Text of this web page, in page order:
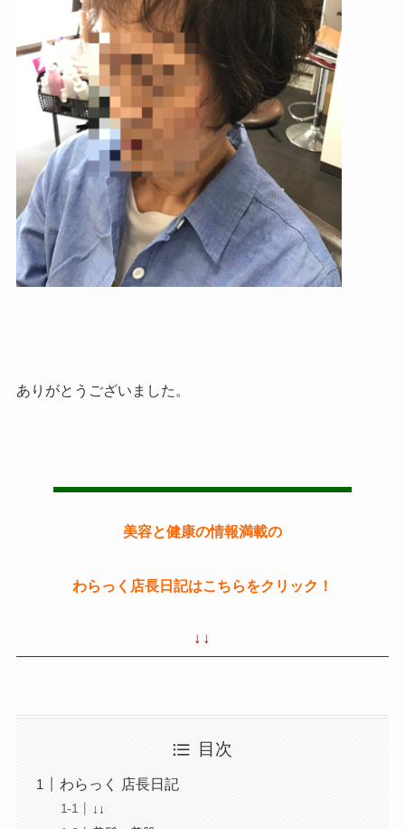
ありがとうございました。
美容と健康の情報満載の
わらっく店長日記はこちらをクリック！
↓↓
目次
わらっく 店長日記
↓↓